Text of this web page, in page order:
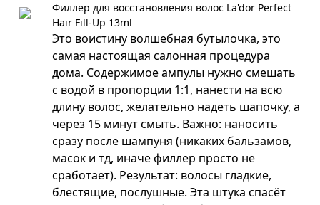
Филлер для восстановления волос La'dor Perfect
Hair Fill-Up 13ml
Это воистину волшебная бутылочка, это
самая настоящая салонная процедура
дома. Содержимое ампулы нужно смешать
с водой в пропорции 1:1, нанести на всю
длину волос, желательно надеть шапочку, а
через 15 минут смыть. Важно: наносить
сразу после шампуня (никаких бальзамов,
масок и тд, иначе филлер просто не
сработает). Результат: волосы гладкие,
блестящие, послушные. Эта штука спасёт